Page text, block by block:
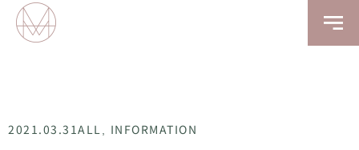
2021.03.31ALL INFORMATION